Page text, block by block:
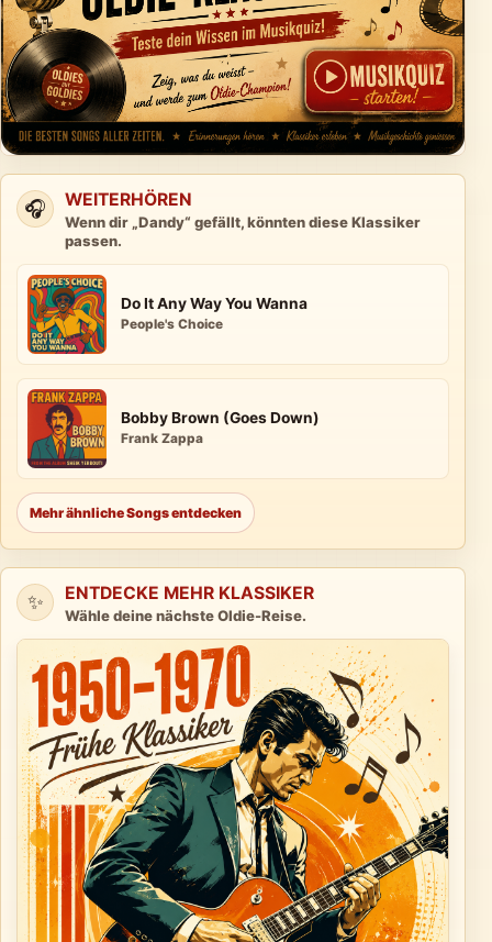
🎧 WEITERHÖREN
Wenn dir „Dandy“ gefällt, könnten diese Klassiker
passen.
Do It Any Way You Wanna
People's Choice
Bobby Brown (Goes Down)
Frank Zappa
Mehr ähnliche Songs entdecken
✨ ENTDECKE MEHR KLASSIKER
Wähle deine nächste Oldie-Reise.